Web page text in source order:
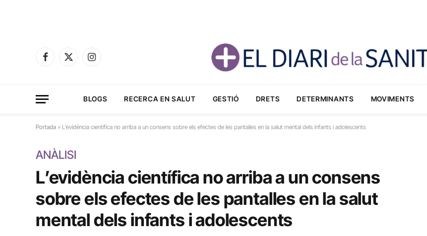
Facebook
X
Instagram
BLOGS RECERCA EN SALUT GESTIÓ DRETS DETERMINANTS MOVIMENTS
Portada » L’evidència científica no arriba a un consens sobre els efectes de les pantalles en la salut mental dels infants i adolescents
ANÀLISI
L’evidència científica no arriba a un consens
sobre els efectes de les pantalles en la salut
mental dels infants i adolescents